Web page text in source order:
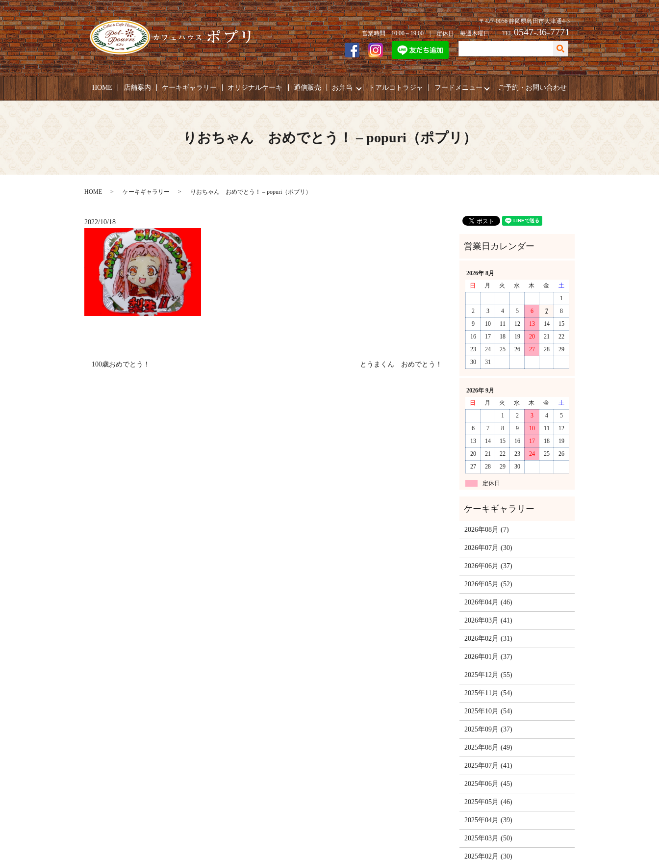
〒427-0056 静岡県島田市大津通4-3
営業時間 10:00～19:00 | 定休日 毎週木曜日 | TEL0547-36-7771
HOME 店舗案内 ケーキギャラリー オリジナルケーキ 通信販売 お弁当 トアルコトラジャ フードメニュー ご予約・お問い合わせ
りおちゃん おめでとう！ – popuri（ポプリ）
HOME ケーキギャラリー りおちゃん おめでとう！ – popuri（ポプリ）
2022/10/18
100歳おめでとう！ とうまくん おめでとう！
2026年 8月
日
月 火 水 木 金
土
1
2
3 4 5 6 7
8
9
10 11 12 13 14
15
16
17 18 19 20 21
22
23
24 25 26 27 28
29
30
31
2026年 9月
日
月 火 水 木 金
土
1
2 3 4
5
6
7 8 9 10 11
12
13
14 15 16 17 18
19
20
21 22 23 24 25
26
27
28 29 30
定休日
2026年08月 (7)
2026年07月 (30)
2026年06月 (37)
2026年05月 (52)
2026年04月 (46)
2026年03月 (41)
2026年02月 (31)
2026年01月 (37)
2025年12月 (55)
2025年11月 (54)
2025年10月 (54)
2025年09月 (37)
2025年08月 (49)
2025年07月 (41)
2025年06月 (45)
2025年05月 (46)
2025年04月 (39)
2025年03月 (50)
2025年02月 (30)